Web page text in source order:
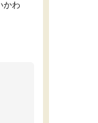
かわ